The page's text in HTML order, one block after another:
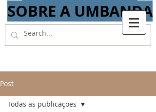
SOBRE A UMBANDA
Post
Todas as publicações